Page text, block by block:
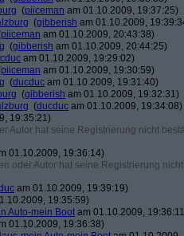
(piiceman am 01.10.2009, 19:37:25)
(gibberish am 01.10.2009,
piiceman am 01.10.2009, 20:43:38)
(gibberish am 01.10.2009, 20:44:25)
am 01.10.2009, 19:29:02)
piiceman am 01.10.2009, 19:30:59)
(ducduc am 01.10.2009, 19:31:40)
(gibberish am 01.10.2009, 19:32:31)
(ducduc am 01.10.2009, 19:34:08)
19:35:21)
Autor hat seine Registrierung nicht
01.10.2009, 19:36:14)
oder Autor hat seine Registrierung
am 01.10.2009, 19:39:19)
19:35:59)
Auto-mein Boot am 01.10.2009,
01.10.2009, 19:36:38)